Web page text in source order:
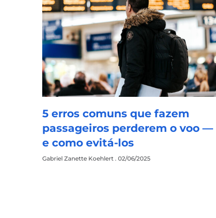
5 erros comuns que fazem
passageiros perderem o voo —
e como evitá-los
Gabriel Zanette Koehlert 02/06/2025